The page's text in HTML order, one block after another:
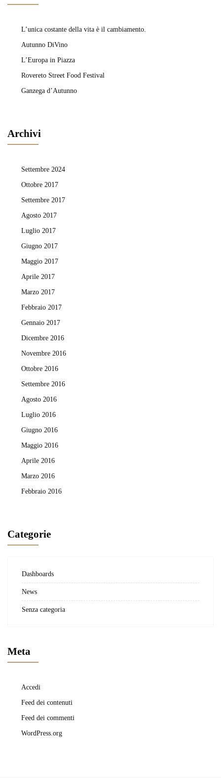
L’unica costante della vita è il cambiamento.
Autunno DiVino
L’Europa in Piazza
Rovereto Street Food Festival
Ganzega d’Autunno
Archivi
Settembre 2024
Ottobre 2017
Settembre 2017
Agosto 2017
Luglio 2017
Giugno 2017
Maggio 2017
Aprile 2017
Marzo 2017
Febbraio 2017
Gennaio 2017
Dicembre 2016
Novembre 2016
Ottobre 2016
Settembre 2016
Agosto 2016
Luglio 2016
Giugno 2016
Maggio 2016
Aprile 2016
Marzo 2016
Febbraio 2016
Categorie
Dashboards
News
Senza categoria
Meta
Accedi
Feed dei contenuti
Feed dei commenti
WordPress.org